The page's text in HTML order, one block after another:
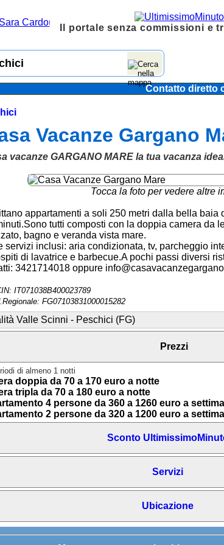
Il portale senza commissioni e
Contatto diretto
Vacanze Gargano
vacanze GARGANO MARE la tua vacanza
Tocca la foto per vedere altre
appartamenti a soli 250 metri dalla bella
tutti composti con la doppia camera da
bagno e veranda vista mare.
servizi inclusi: aria condizionata, tv, parcheggio
di lavatrice e barbecue.A pochi passi diversi
3421714018 oppure
IT071038B400023789
FG07103831000015282
Valle Scinni - Peschici (FG)
Prezzi
di almeno 1 notti
doppia da 70 a 170 euro a notte
tripla da 70 a 180 euro a notte
4 persone da 360 a 1260 euro a
2 persone da 320 a 1200 euro a
Sconto
Servizi
Ubicazione